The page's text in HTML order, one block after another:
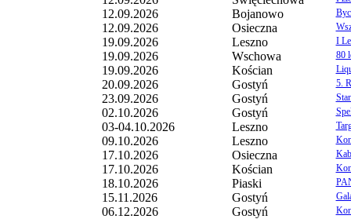
12.09.2026 Bojanowo
12.09.2026 Osieczna
19.09.2026 Leszno I
19.09.2026 Wschowa 80
19.09.2026 Kościan
20.09.2026 Gostyń 5.
23.09.2026 Gostyń
02.10.2026 Gostyń
03-04.10.2026 Leszno
09.10.2026 Leszno
17.10.2026 Osieczna
17.10.2026 Kościan
18.10.2026 Piaski
15.11.2026 Gostyń
06.12.2026 Gostyń